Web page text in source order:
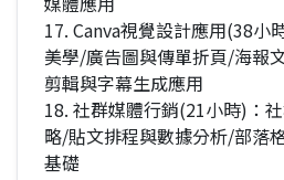
17. Canva視覺設計應用(38小
美學/廣告圖與傳單折頁/海報
剪輯與字幕生成應用
18. 社群媒體行銷(21小時)：
略/貼文排程與數據分析/部落
基礎